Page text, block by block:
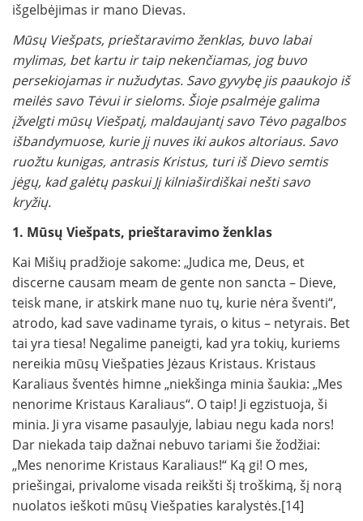
išgelbėjimas ir mano Dievas.
Mūsų Viešpats, prieštaravimo ženklas, buvo labai
mylimas, bet kartu ir taip nekenčiamas, jog buvo
persekiojamas ir nužudytas. Savo gyvybę jis paaukojo iš
meilės savo Tėvui ir sieloms. Šioje psalmėje galima
įžvelgti mūsų Viešpatį, maldaujantį savo Tėvo pagalbos
išbandymuose, kurie jį nuves iki aukos altoriaus. Savo
ruožtu kunigas, antrasis Kristus, turi iš Dievo semtis
jėgų, kad galėtų paskui Jį kilniaširdiškai nešti savo
kryžių.
1. Mūsų Viešpats, prieštaravimo ženklas
Kai Mišių pradžioje sakome: „Judica me, Deus, et
discerne causam meam de gente non sancta – Dieve,
teisk mane, ir atskirk mane nuo tų, kurie nėra šventi“,
atrodo, kad save vadiname tyrais, o kitus – netyrais. Bet
tai yra tiesa! Negalime paneigti, kad yra tokių, kuriems
nereikia mūsų Viešpaties Jėzaus Kristaus. Kristaus
Karaliaus šventės himne „niekšinga minia šaukia: „Mes
nenorime Kristaus Karaliaus“. O taip! Ji egzistuoja, ši
minia. Ji yra visame pasaulyje, labiau negu kada nors!
Dar niekada taip dažnai nebuvo tariami šie žodžiai:
„Mes nenorime Kristaus Karaliaus!“ Ką gi! O mes,
priešingai, privalome visada reikšti šį troškimą, šį norą
nuolatos ieškoti mūsų Viešpaties karalystės.[14]